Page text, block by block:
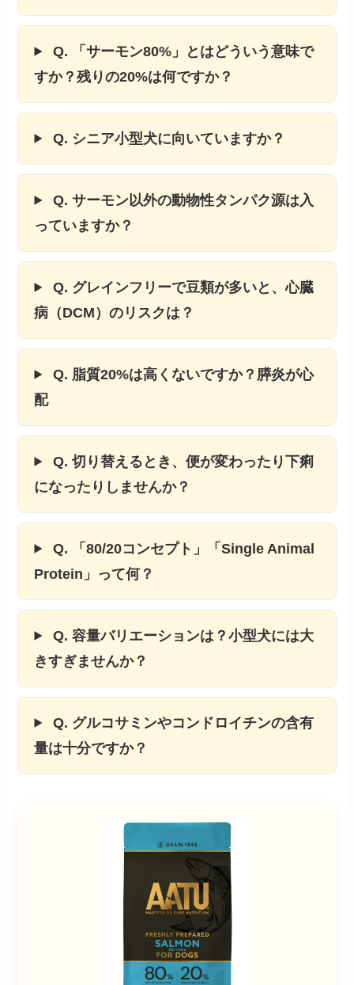
Q. 「サーモン80%」とはどういう意味で
すか？残りの20%は何ですか？
Q. シニア小型犬に向いていますか？
Q. サーモン以外の動物性タンパク源は入
っていますか？
Q. グレインフリーで豆類が多いと、心臓
病（DCM）のリスクは？
Q. 脂質20%は高くないですか？膵炎が心
配
Q. 切り替えるとき、便が変わったり下痢
になったりしませんか？
Q. 「80/20コンセプト」「Single Animal
Protein」って何？
Q. 容量バリエーションは？小型犬には大
きすぎませんか？
Q. グルコサミンやコンドロイチンの含有
量は十分ですか？